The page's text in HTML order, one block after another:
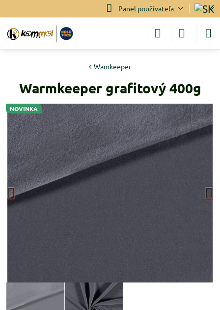
Panel používateľa
NOVINKA
Wamkeeper
Warmkeeper grafitový 400g